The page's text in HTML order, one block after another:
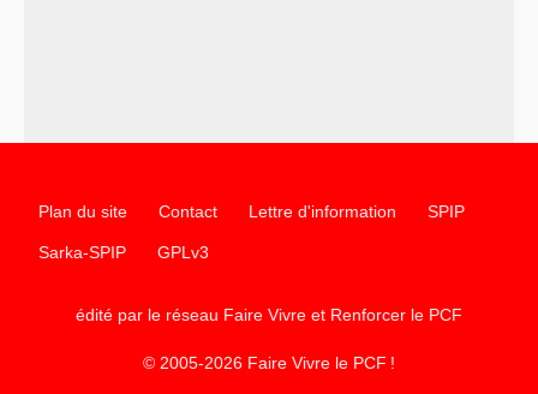
Plan du site Contact Lettre d'information SPIP
Sarka-SPIP GPLv3
édité par le réseau Faire Vivre et Renforcer le PCF
© 2005-2026 Faire Vivre le PCF !